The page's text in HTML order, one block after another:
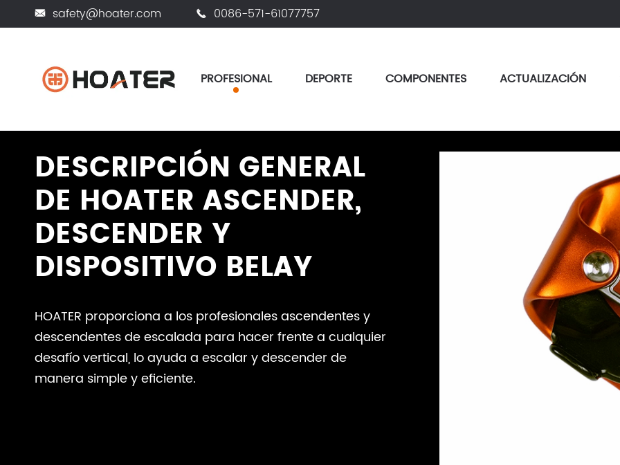
 safety@hoater.com  0086-571-61077757
PROFESIONAL DEPORTE COMPONENTES ACTUALIZACIÓN
DESCRIPCIÓN GENERAL
DE HOATER ASCENDER,
DESCENDER Y
DISPOSITIVO BELAY
HOATER proporciona a los profesionales ascendentes y
descendentes de escalada para hacer frente a cualquier
desafío vertical, lo ayuda a escalar y descender de
manera simple y eficiente.